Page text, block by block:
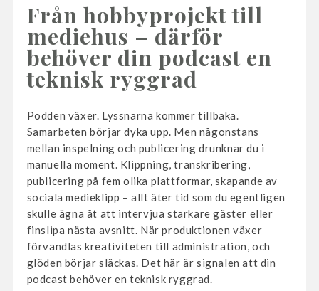
Från hobbyprojekt till
mediehus – därför
behöver din podcast en
teknisk ryggrad
Podden växer. Lyssnarna kommer tillbaka.
Samarbeten börjar dyka upp. Men någonstans
mellan inspelning och publicering drunknar du i
manuella moment. Klippning, transkribering,
publicering på fem olika plattformar, skapande av
sociala medieklipp – allt äter tid som du egentligen
skulle ägna åt att intervjua starkare gäster eller
finslipa nästa avsnitt. När produktionen växer
förvandlas kreativiteten till administration, och
glöden börjar släckas. Det här är signalen att din
podcast behöver en teknisk ryggrad.